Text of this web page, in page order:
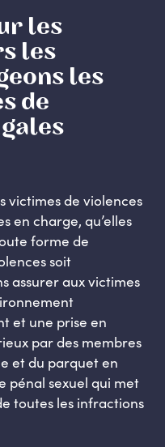
les
les
les
de
victimes de violences
en charge, qu’elles
forme de
soit
assurer aux victimes
et une prise en
par des membres
et du parquet en
pénal sexuel qui met
toutes les infractions